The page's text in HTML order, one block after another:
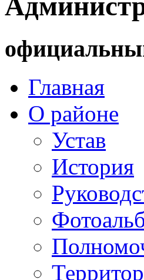
Главная
О районе
Устав
История